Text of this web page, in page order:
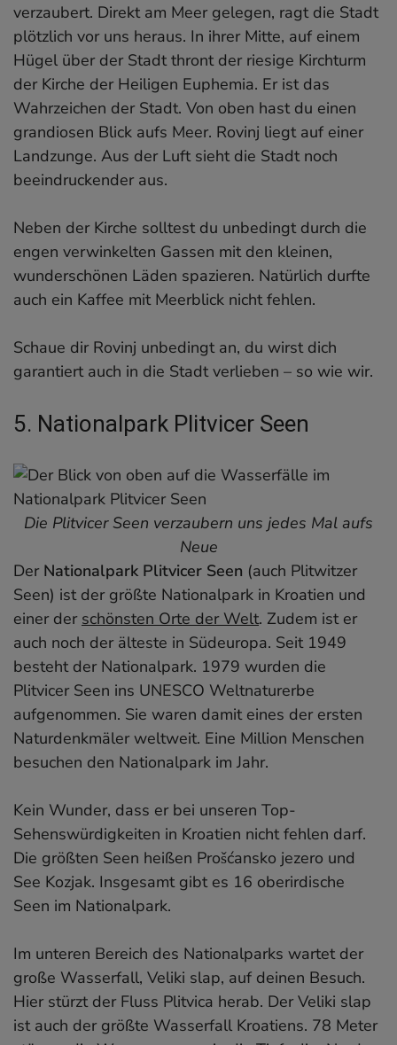
verzaubert. Direkt am Meer gelegen, ragt die Stadt
plötzlich vor uns heraus. In ihrer Mitte, auf einem
Hügel über der Stadt thront der riesige Kirchturm
der Kirche der Heiligen Euphemia. Er ist das
Wahrzeichen der Stadt. Von oben hast du einen
grandiosen Blick aufs Meer. Rovinj liegt auf einer
Landzunge. Aus der Luft sieht die Stadt noch
beeindruckender aus.
Neben der Kirche solltest du unbedingt durch die
engen verwinkelten Gassen mit den kleinen,
wunderschönen Läden spazieren. Natürlich durfte
auch ein Kaffee mit Meerblick nicht fehlen.
Schaue dir Rovinj unbedingt an, du wirst dich
garantiert auch in die Stadt verlieben – so wie wir.
5. Nationalpark Plitvicer Seen
Die Plitvicer Seen verzaubern uns jedes Mal aufs
Neue
Der Nationalpark Plitvicer Seen (auch Plitwitzer
Seen) ist der größte Nationalpark in Kroatien und
einer der schönsten Orte der Welt. Zudem ist er
auch noch der älteste in Südeuropa. Seit 1949
besteht der Nationalpark. 1979 wurden die
Plitvicer Seen ins UNESCO Weltnaturerbe
aufgenommen. Sie waren damit eines der ersten
Naturdenkmäler weltweit. Eine Million Menschen
besuchen den Nationalpark im Jahr.
Kein Wunder, dass er bei unseren Top-
Sehenswürdigkeiten in Kroatien nicht fehlen darf.
Die größten Seen heißen Prošćansko jezero und
See Kozjak. Insgesamt gibt es 16 oberirdische
Seen im Nationalpark.
Im unteren Bereich des Nationalparks wartet der
große Wasserfall, Veliki slap, auf deinen Besuch.
Hier stürzt der Fluss Plitvica herab. Der Veliki slap
ist auch der größte Wasserfall Kroatiens. 78 Meter